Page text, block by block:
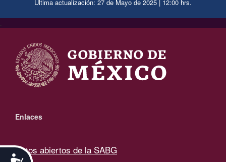
Accesibilidad
Última actualización: 27 de Mayo de 2025 | 12:00 hrs.
.
Enlaces
Datos abiertos de la SABG